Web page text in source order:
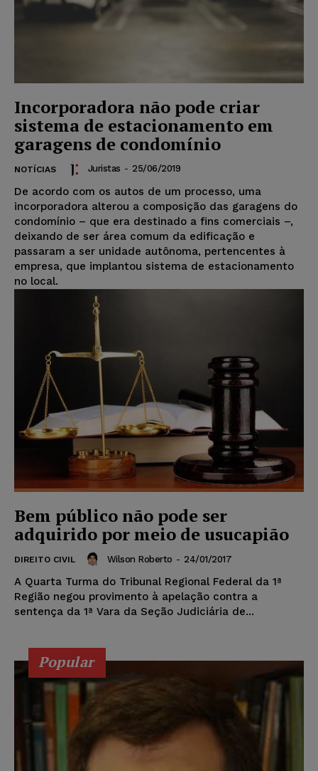
Incorporadora não pode criar
sistema de estacionamento em
garagens de condomínio
NOTÍCIAS Juristas - 25/06/2019
De acordo com os autos de um processo, uma
incorporadora alterou a composição das garagens do
condomínio – que era destinado a fins comerciais –,
deixando de ser área comum da edificação e
passaram a ser unidade autônoma, pertencentes à
empresa, que implantou sistema de estacionamento
no local.
Bem público não pode ser
adquirido por meio de usucapião
DIREITO CIVIL Wilson Roberto - 24/01/2017
A Quarta Turma do Tribunal Regional Federal da 1ª
Região negou provimento à apelação contra a
sentença da 1ª Vara da Seção Judiciária de...
Popular